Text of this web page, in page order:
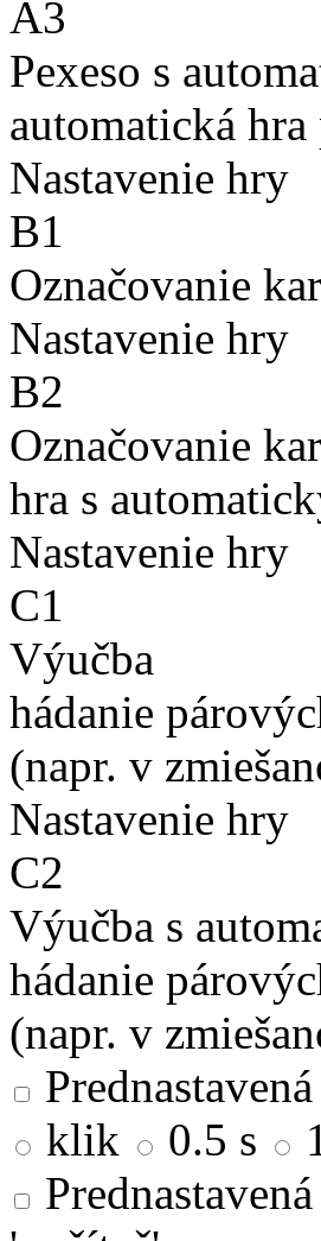
A3
Pexeso s
automatická
Nastavenie hry
B1
Označovanie
Nastavenie hry
B2
Označovanie
hra s
Nastavenie hry
C1
Výučba
hádanie
(napr. v
Nastavenie hry
C2
Výučba s
hádanie
(napr. v
klik
0.5 s